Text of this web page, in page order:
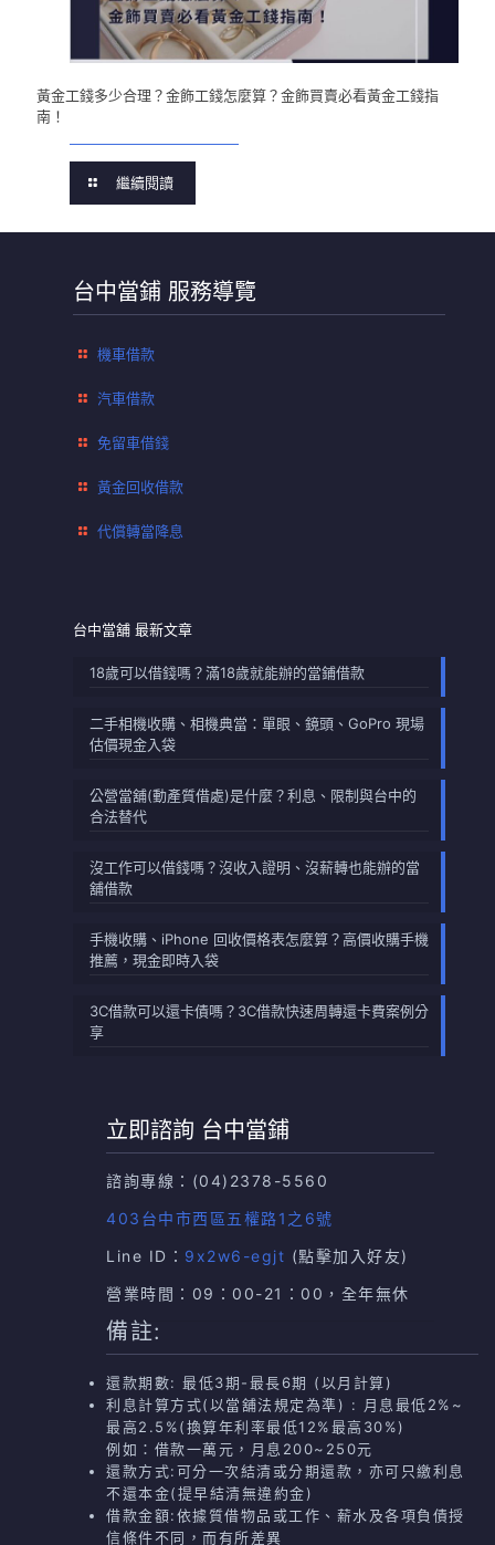
黃金工錢多少合理？金飾工錢怎麼算？金飾買賣必看黃金工錢指
南！
繼續閱讀
台中當鋪 服務導覽
機車借款
汽車借款
免留車借錢
黃金回收借款
代償轉當降息
台中當舖 最新文章
18歲可以借錢嗎？滿18歲就能辦的當鋪借款
二手相機收購、相機典當：單眼、鏡頭、GoPro 現場
估價現金入袋
公營當舖(動產質借處)是什麼？利息、限制與台中的
合法替代
沒工作可以借錢嗎？沒收入證明、沒薪轉也能辦的當
舖借款
手機收購、iPhone 回收價格表怎麼算？高價收購手機
推薦，現金即時入袋
3C借款可以還卡債嗎？3C借款快速周轉還卡費案例分
享
立即諮詢 台中當鋪
諮詢專線： (04)2378-5560
403台中市西區五權路1之6號
Line ID： 9x2w6-egjt (點擊加入好友)
營業時間：09：00-21：00，全年無休
備註:
還款期數: 最低3期-最長6期 (以月計算)
利息計算方式(以當舖法規定為準) : 月息最低2%~
最高2.5%(換算年利率最低12%最高30%)
例如：借款一萬元，月息200~250元
還款方式:可分一次結清或分期還款，亦可只繳利息
不還本金(提早結清無違約金)
借款金額:依據質借物品或工作、薪水及各項負債授
信條件不同，而有所差異